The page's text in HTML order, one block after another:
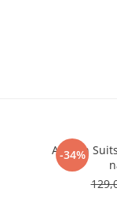
-34%
Artizan